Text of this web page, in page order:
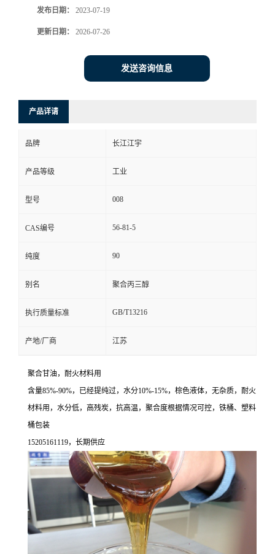
发布日期： 2023-07-19
更新日期： 2026-07-26
发送咨询信息
产品详请
品牌 长江江宇
产品等级 工业
型号 008
CAS编号 56-81-5
纯度 90
别名 聚合丙三醇
执行质量标准 GB/T13216
产地/厂商 江苏
聚合甘油，耐火材料用
含量85%-90%，已经提纯过，水分10%-15%，棕色液体，无杂质，耐火
材料用，水分低，高残炭，抗高温，聚合度根据情况可控，铁桶、塑料
桶包装
15205161119，长期供应